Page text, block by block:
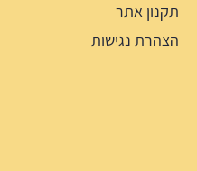
תקנון אתר
הצהרת נגישות